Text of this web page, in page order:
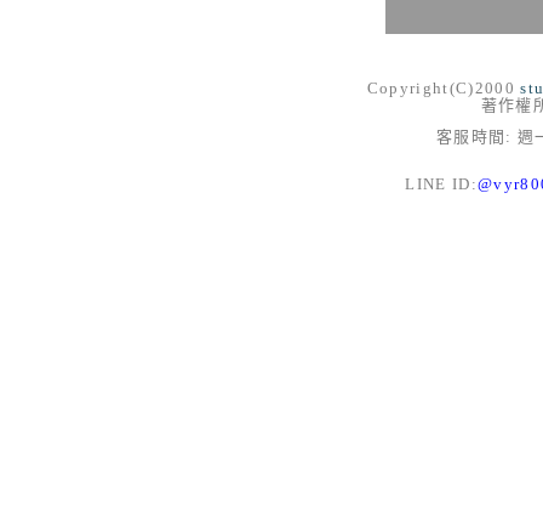
Copyright(C)2000
著作權
客服時間: 週
LINE ID: